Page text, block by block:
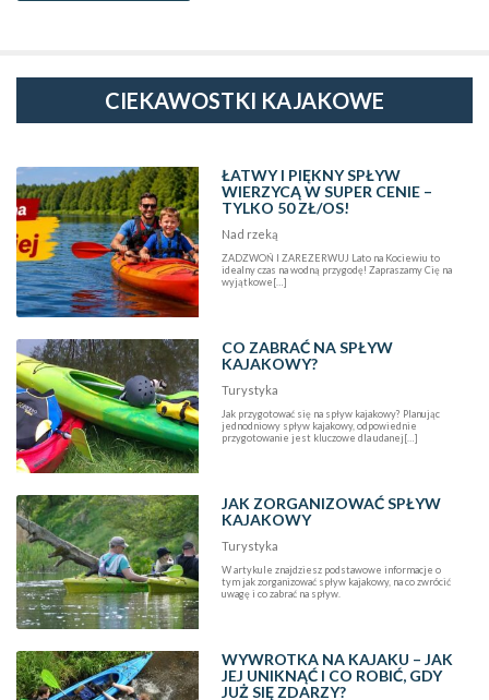
CIEKAWOSTKI KAJAKOWE
ŁATWY I PIĘKNY SPŁYW
WIERZYCĄ W SUPER CENIE –
TYLKO 50 ZŁ/OS!
Nad rzeką
ZADZWOŃ I ZAREZERWUJ Lato na Kociewiu to
idealny czas na wodną przygodę! Zapraszamy Cię na
wyjątkowe[…]
CO ZABRAĆ NA SPŁYW
KAJAKOWY?
Turystyka
Jak przygotować się na spływ kajakowy? Planując
jednodniowy spływ kajakowy, odpowiednie
przygotowanie jest kluczowe dla udanej[…]
JAK ZORGANIZOWAĆ SPŁYW
KAJAKOWY
Turystyka
W artykule znajdziesz podstawowe informacje o
tym jak zorganizować spływ kajakowy, na co zwrócić
uwagę i co zabrać na spływ.
WYWROTKA NA KAJAKU – JAK
JEJ UNIKNĄĆ I CO ROBIĆ, GDY
JUŻ SIĘ ZDARZY?